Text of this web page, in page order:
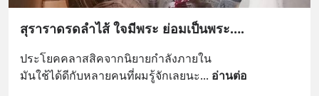
สุราราดรดลำไส้ ใจมีพระ ย่อมเป็นพระ….
ประโยคคลาสสิคจากนิยายกำลังภายใน
มันใช้ได้ดีกับหลายคนที่ผมรู้จักเลยนะ... อ่านต่อ